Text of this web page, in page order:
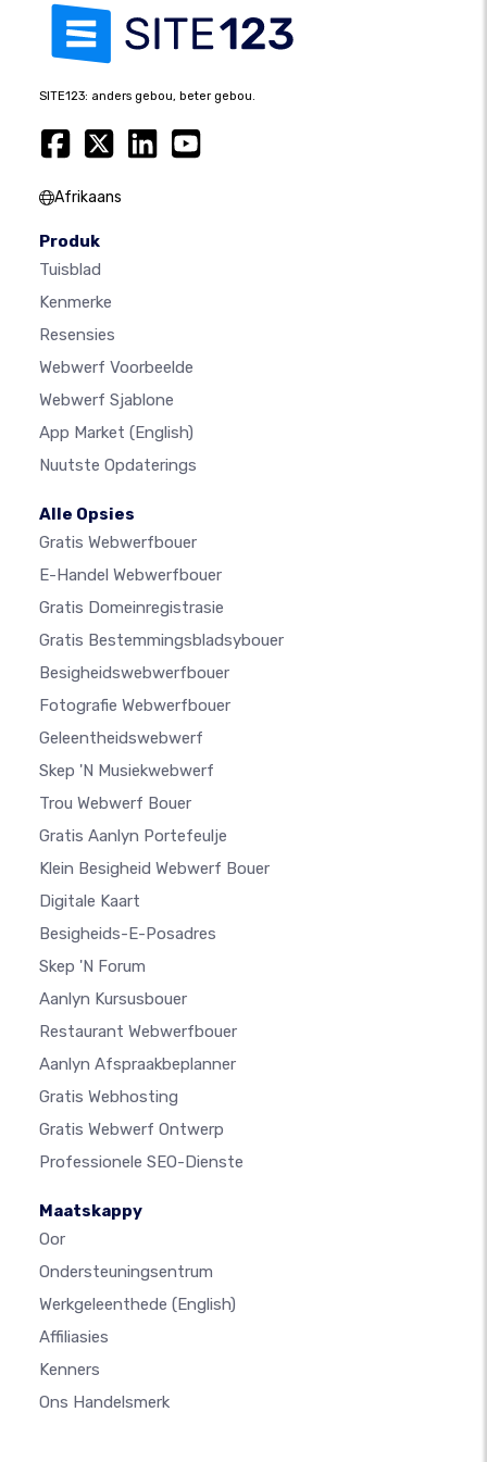
SITE123: anders gebou, beter gebou.
Afrikaans
Produk
Tuisblad
Kenmerke
Resensies
Webwerf Voorbeelde
Webwerf Sjablone
App Market (English)
Nuutste Opdaterings
Alle Opsies
Gratis Webwerfbouer
E-Handel Webwerfbouer
Gratis Domeinregistrasie
Gratis Bestemmingsbladsybouer
Besigheidswebwerfbouer
Fotografie Webwerfbouer
Geleentheidswebwerf
Skep 'n Musiekwebwerf
Trou Webwerf Bouer
Gratis Aanlyn Portefeulje
Klein Besigheid Webwerf Bouer
Digitale Kaart
Besigheids-E-Posadres
Skep 'n Forum
Aanlyn Kursusbouer
Restaurant Webwerfbouer
Aanlyn Afspraakbeplanner
Gratis Webhosting
Gratis Webwerf Ontwerp
Professionele SEO-Dienste
Maatskappy
Oor
Ondersteuningsentrum
Werkgeleenthede (English)
Affiliasies
Kenners
Ons Handelsmerk